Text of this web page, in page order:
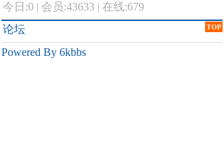
今日:0 | 会员:43633 | 在线:679
TOP
论坛
Powered By 6kbbs